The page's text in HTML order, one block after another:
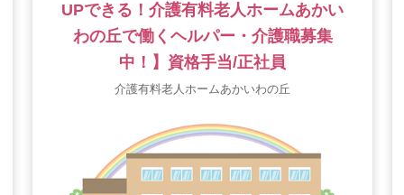
UPできる！介護有料老人ホームあかい
わの丘で働くヘルパー・介護職募集
中！】資格手当/正社員
介護有料老人ホームあかいわの丘